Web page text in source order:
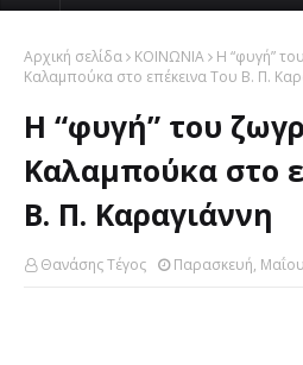
Αρχική σελίδα ΚΟΙΝΩΝΙΑ
Η “φυγή”
Καλαμπούκα στο επέκεινα Του Β. Π.
Η “φυγή” του
Καλαμπούκα στο
Β. Π. Καραγιάννη
Θανάσης Τέγος Παρασκευή,